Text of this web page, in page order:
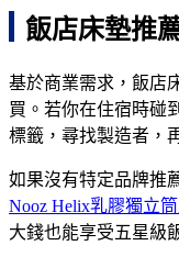
飯店床墊推
基於商業需求，飯店
買。若你在住宿時碰
標籤，尋找製造者，
如果沒有特定品牌推
Nooz Helix乳膠獨立
大錢也能享受五星級